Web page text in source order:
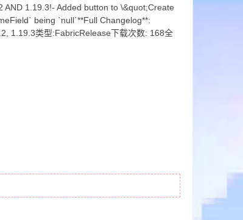
1.19.3!- Added button to \&quot;Create
being `null`**Full Changelog**:
1.19.3类型:FabricRelease下载次数: 168全